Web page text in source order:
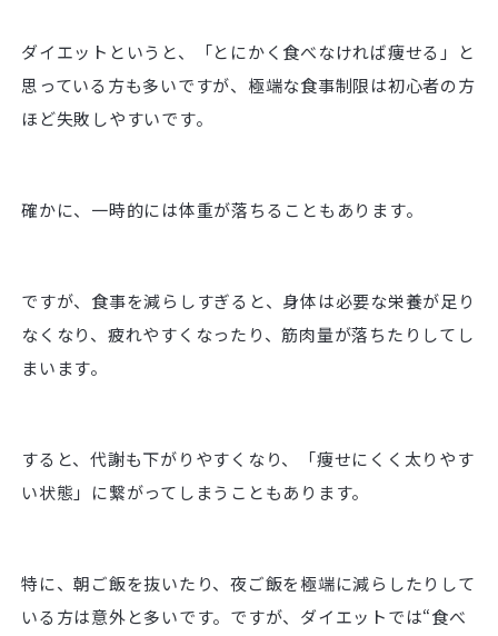
ダイエットというと、「とにかく食べなければ痩せる」と
思っている方も多いですが、極端な食事制限は初心者の方
ほど失敗しやすいです。
確かに、一時的には体重が落ちることもあります。
ですが、食事を減らしすぎると、身体は必要な栄養が足り
なくなり、疲れやすくなったり、筋肉量が落ちたりしてし
まいます。
すると、代謝も下がりやすくなり、「痩せにくく太りやす
い状態」に繋がってしまうこともあります。
特に、朝ご飯を抜いたり、夜ご飯を極端に減らしたりして
いる方は意外と多いです。ですが、ダイエットでは“食べ